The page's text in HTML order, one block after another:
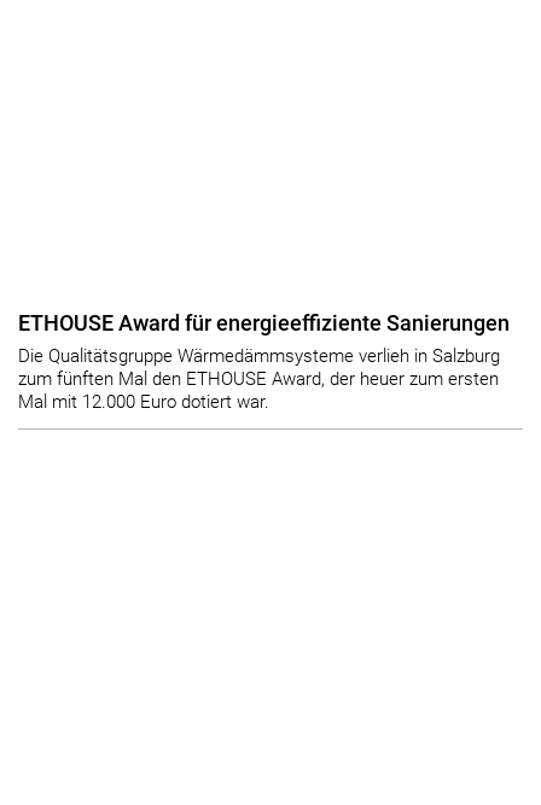
ETHOUSE Award für energieeffiziente Sanierungen
Die Qualitätsgruppe Wärmedämmsysteme verlieh in Salzburg
zum fünften Mal den ETHOUSE Award, der heuer zum ersten
Mal mit 12.000 Euro dotiert war.